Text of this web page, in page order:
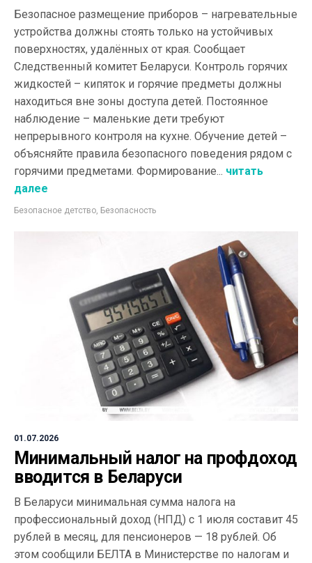
Безопасное размещение приборов – нагревательные
устройства должны стоять только на устойчивых
поверхностях, удалённых от края. Сообщает
Следственный комитет Беларуси. Контроль горячих
жидкостей – кипяток и горячие предметы должны
находиться вне зоны доступа детей. Постоянное
наблюдение – маленькие дети требуют
непрерывного контроля на кухне. Обучение детей –
объясняйте правила безопасного поведения рядом с
горячими предметами. Формирование... читать
далее
Безопасное детство, Безопасность
01.07.2026
Минимальный налог на профдоход
вводится в Беларуси
В Беларуси минимальная сумма налога на
профессиональный доход (НПД) с 1 июля составит 45
рублей в месяц, для пенсионеров — 18 рублей. Об
этом сообщили БЕЛТА в Министерстве по налогам и